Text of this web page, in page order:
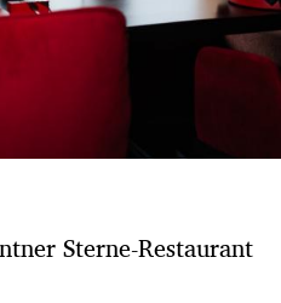
Sterne-Restaurant